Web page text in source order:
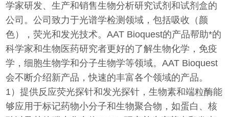
学家研发、生产和销售生物分析研究试剂和试剂盒的
公司。公司致力于光谱学检测领域，包括吸收（颜
色），荧光和发光技术。AAT Bioquest的产品帮助*的
科学家和生物医药研究者更好的了解生物化学，免疫
学，细胞生物学和分子生物学等领域。AAT Bioquest
会不断介绍新产品，快速的丰富各个领域的产品。
1）提供反应荧光探针和发光探针，生物素和端粒酶能
够应用于标记药物小分子和生物聚合物，如蛋白、核